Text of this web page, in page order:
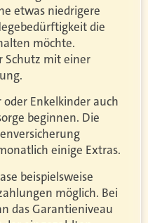
etwas niedrigere
die
möchte.
Schutz mit einer
oder Enkelkinder auch
beginnen. Die
einige Extras.
beispielsweise
möglich. Bei
das Garantieniveau